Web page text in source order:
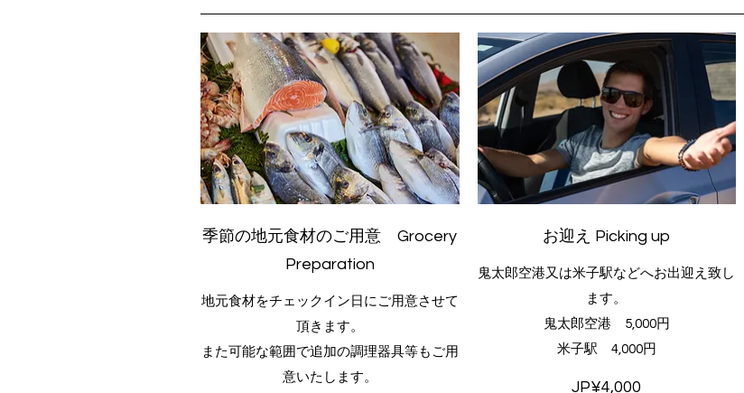
季節の地元食材のご用意 Grocery
Preparation
地元食材をチェックイン日にご用意させて
頂きます。
また可能な範囲で追加の調理器具等もご用
意いたします。
お迎え Picking up
鬼太郎空港又は米子駅などへお出迎え致し
ます。
鬼太郎空港 5,000円
米子駅 4,000円
JP¥4,000